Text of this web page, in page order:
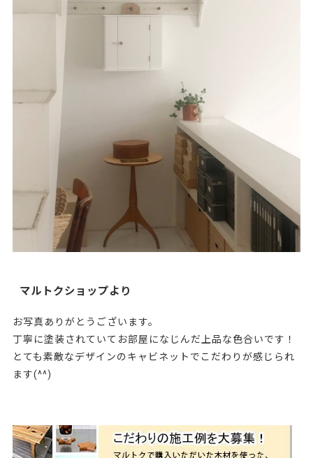
マルトクショップより
お写真ありがとうございます。
丁寧に塗装されていてお部屋になじんだ上品な色合いです！
とても素敵なデザインのキャビネットでこだわりが感じられ
ます(^^)